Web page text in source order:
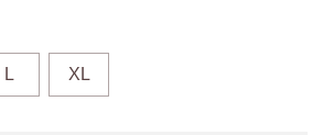
L XL